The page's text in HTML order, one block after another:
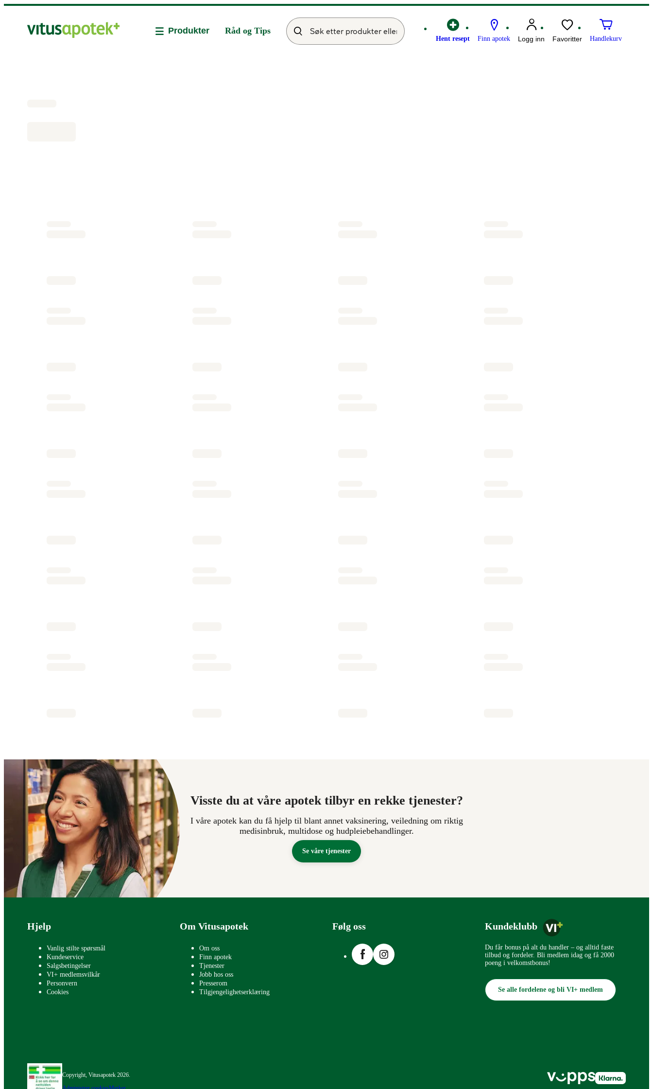
Hent resept Finn apotek Logg inn Favoritter Handlekurv
Produkter Råd og Tips
Visste du at våre apotek tilbyr en rekke tjenester?
I våre apotek kan du få hjelp til blant annet vaksinering, veiledning om riktig
medisinbruk, multidose og hudpleiebehandlinger.
Se våre tjenester
Bunntekst
Hjelp
Vanlig stilte spørsmål
Kundeservice
Salgsbetingelser
VI+ medlemsvilkår
Personvern
Cookies
Om Vitusapotek
Om oss
Finn apotek
Tjenester
Jobb hos oss
Presserom
Tilgjengelighetserklæring
Følg oss
FacebookInstagram
Kundeklubb
Du får bonus på alt du handler – og alltid faste
tilbud og fordeler. Bli medlem idag og få 2000
poeng i velkomstbonus!
Se alle fordelene og bli VI+ medlem
Copyright, Vitusapotek 2026.